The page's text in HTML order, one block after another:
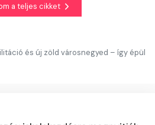
a teljes cikket
és új zöld városnegyed – így épül